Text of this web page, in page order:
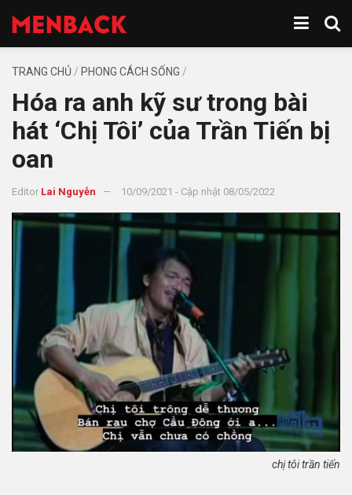
TRANG CHỦ / PHONG CÁCH SỐNG /
Hóa ra anh kỹ sư trong bài
hát ‘Chị Tôi’ của Trần Tiến bị
oan
Editor Lai Nguyễn 10/09/2021 - Cập nhật 08/05/2022
chị tôi trần tiến